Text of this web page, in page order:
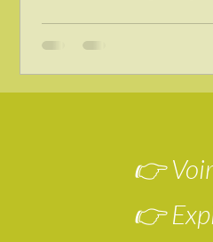
👉
👉